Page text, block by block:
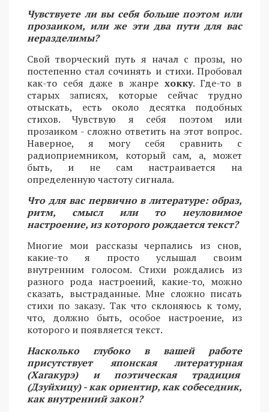
Чувствуете ли вы себя больше поэтом или
прозаиком, или же эти два пути для вас
неразделимы?
Свой творческий путь я начал с прозы, но
постепенно стал сочинять и стихи. Пробовал
как-то себя даже в жанре хокку. Где-то в
старых записях, которые сейчас трудно
отыскать, есть около десятка подобных
стихов. Чувствую я себя поэтом или
прозаиком - сложно ответить на этот вопрос.
Наверное, я могу себя сравнить с
радиоприемником, который сам, а, может
быть, и не сам настраивается на
определенную частоту сигнала.
Что для вас первично в литературе: образ,
ритм, смысл или то неуловимое
настроение, из которого рождается текст?
Многие мои рассказы черпались из снов,
какие-то я просто услышал своим
внутренним голосом. Стихи рождались из
разного рода настроений, какие-то, можно
сказать, выстраданные. Мне сложно писать
стихи по заказу. Так что склоняюсь к тому,
что, должно быть, особое настроение, из
которого и появляется текст.
Насколько глубоко в вашей работе
присутствует японская литературная
(Хагакурэ) и поэтическая традиция
(Дзуйхицу) - как ориентир, как собеседник,
как внутренний закон?